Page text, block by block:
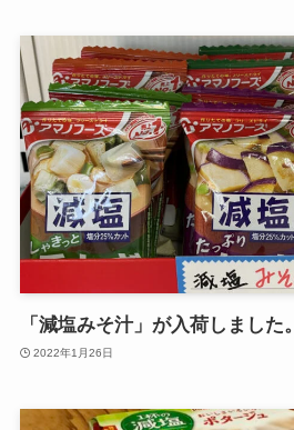
「減塩みそ汁」が入荷しました。
2022年1月26日